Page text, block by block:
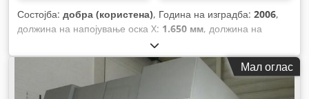
Состојба: добра (користена), Година на изградба: 2006,
должина на напојување оска X: 1.650 мм, должина на
1.000 мм
Мал оглас